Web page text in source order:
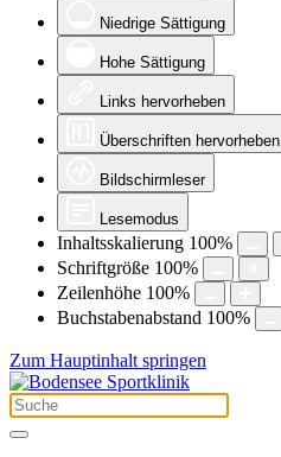
Niedrige Sättigung
Hohe Sättigung
Links hervorheben
Überschriften hervorheben
Bildschirmleser
Lesemodus
Inhaltsskalierung 100%
Schriftgröße 100%
Zeilenhöhe 100%
Buchstabenabstand 100%
Zum Hauptinhalt springen